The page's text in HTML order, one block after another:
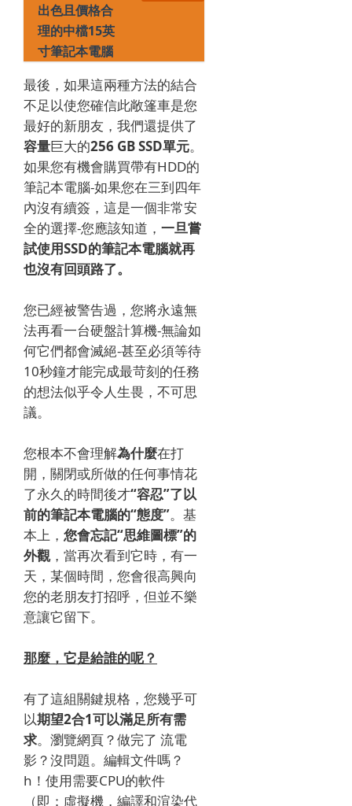
出色且價格合
理的中檔15英
寸筆記本電腦
最後，如果這兩種方法的結合
不足以使您確信此敞篷車是您
最好的新朋友，我們還提供了
容量巨大的256 GB SSD單元。
如果您有機會購買帶有HDD的
筆記本電腦-如果您在三到四年
內沒有續簽，這是一個非常安
全的選擇-您應該知道， 一旦嘗
試使用SSD的筆記本電腦就再
也沒有回頭路了。
您已經被警告過，您將永遠無
法再看一台硬盤計算機-無論如
何它們都會滅絕-甚至必須等待
10秒鐘才能完成最苛刻的任務
的想法似乎令人生畏，不可思
議。
您根本不會理解為什麼在打
開，關閉或所做的任何事情花
了永久的時間後才“容忍”了以
前的筆記本電腦的“態度”。基
本上， 您會忘記“思維圖標”的
外觀，當再次看到它時，有一
天，某個時間，您會很高興向
您的老朋友打招呼，但並不樂
意讓它留下。
那麼，它是給誰的呢？
有了這組關鍵規格，您幾乎可
以期望2合1可以滿足所有需
求。瀏覽網頁？做完了 流電
影？沒問題。編輯文件嗎？
h！使用需要CPU的軟件
（即：虛擬機，編譯和渲染代